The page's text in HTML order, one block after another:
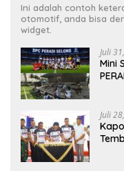
Ini adalah contoh
otomotif, anda bisa
widget.
Juli
Mini
Juli